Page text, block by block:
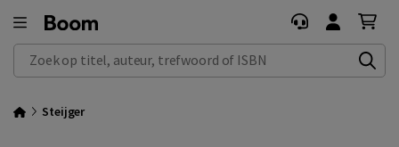
Zoek op titel, auteur, trefwoord of ISBN
Steijger